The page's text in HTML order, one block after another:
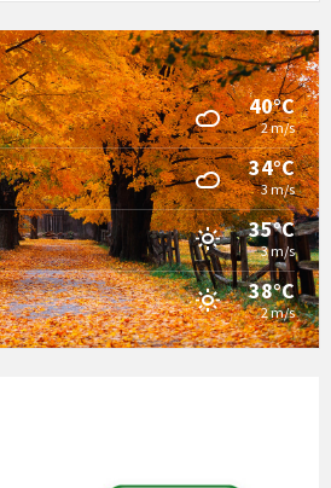
40°C
2 m/s
34°C
3 m/s
35°C
3 m/s
38°C
2 m/s